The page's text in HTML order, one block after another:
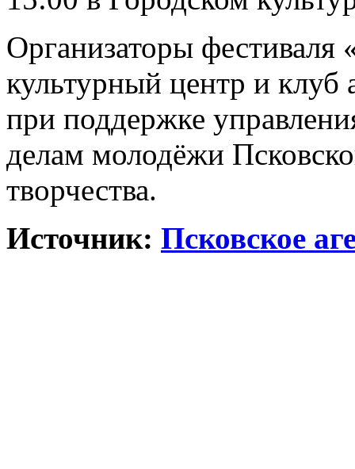
Организаторы фестиваля
культурный центр и клуб
при поддержке
делам молодёжи
творчества.
Источник: Псковское